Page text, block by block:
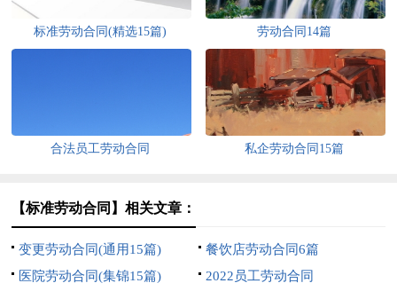
标准劳动合同(精选15篇) 劳动合同14篇
合法员工劳动合同 私企劳动合同15篇
【标准劳动合同】相关文章：
变更劳动合同(通用15篇)
餐饮店劳动合同6篇
医院劳动合同(集锦15篇)
2022员工劳动合同